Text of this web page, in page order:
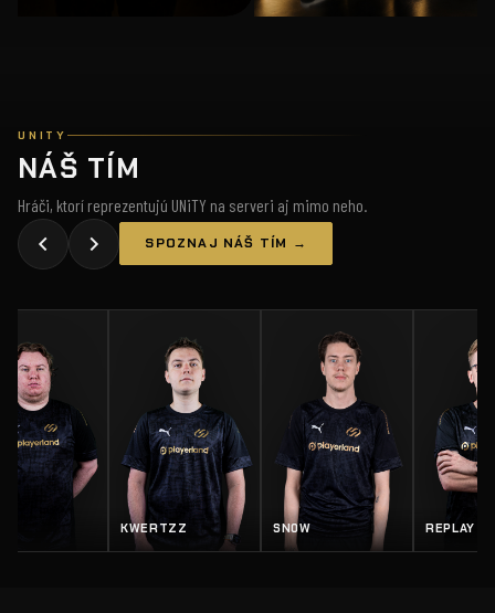
UNITY
NÁŠ TÍM
Hráči, ktorí reprezentujú UNiTY na serveri aj mimo neho.
SPOZNAJ NÁŠ TÍM →
SN0W REPLAY SALTY